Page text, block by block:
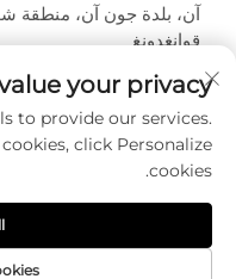
آن، بلدة جون آن، منطقة
قوانغدونغ
هاتف:+86-18320933590
البريد الإلكتروني: [email protected]
المحدودة. جميع
your privacy
to provide our services.
click Personalize
cookies.